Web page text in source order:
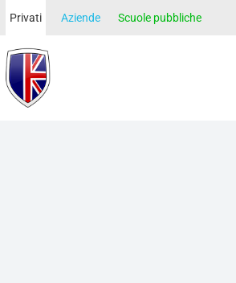
Privati Aziende Scuole pubbliche